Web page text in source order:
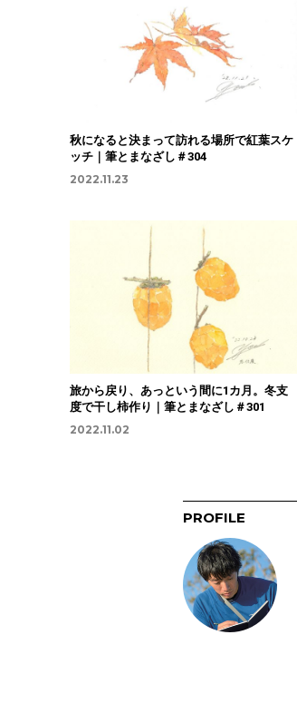
秋になると決まって訪れる場所で紅葉スケ
ッチ｜筆とまなざし＃304
2022.11.23
旅から戻り、あっという間に1カ月。冬支
度で干し柿作り｜筆とまなざし＃301
2022.11.02
PROFILE